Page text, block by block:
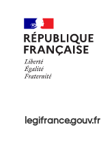
legifrance.gouv.fr